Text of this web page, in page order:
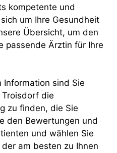
kompetente und
um Ihre Gesundheit
Übersicht, um den
passende Ärztin für Ihre
sind Sie
die
zu finden, die Sie
den Bewertungen und
und wählen Sie
am besten zu Ihnen